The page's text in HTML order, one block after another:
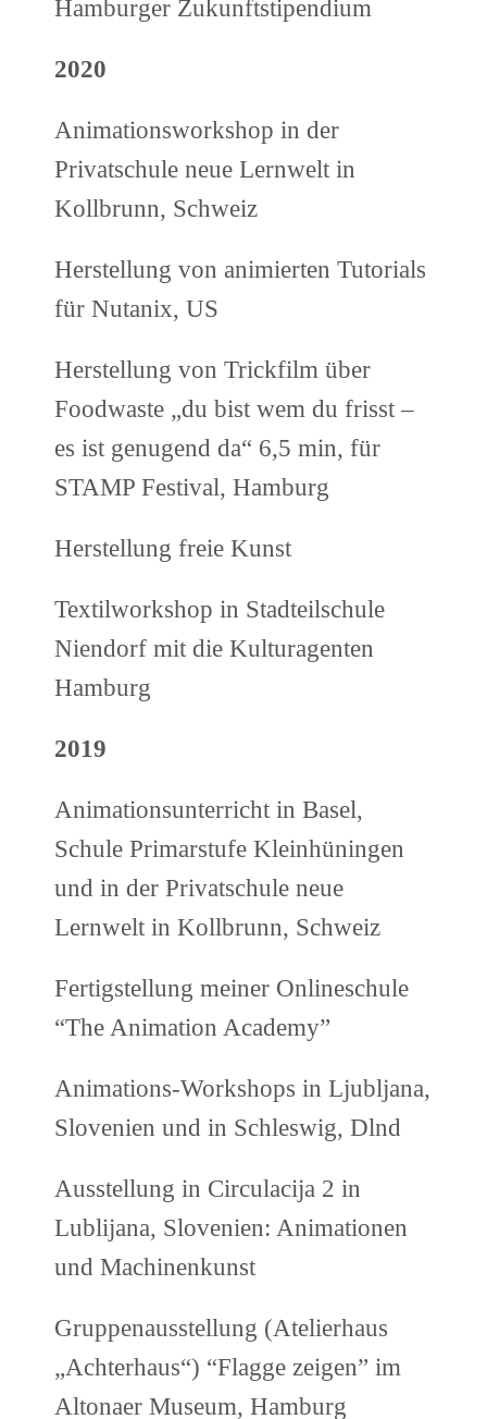
Hamburger Zukunftstipendium
2020
Animationsworkshop in der
Privatschule neue Lernwelt in
Kollbrunn, Schweiz
Herstellung von animierten Tutorials
für Nutanix, US
Herstellung von Trickfilm über
Foodwaste „du bist wem du frisst –
es ist genugend da“ 6,5 min, für
STAMP Festival, Hamburg
Herstellung freie Kunst
Textilworkshop in Stadteilschule
Niendorf mit die Kulturagenten
Hamburg
2019
Animationsunterricht in Basel,
Schule Primarstufe Kleinhüningen
und in der Privatschule neue
Lernwelt in Kollbrunn, Schweiz
Fertigstellung meiner Onlineschule
“The Animation Academy”
Animations-Workshops in Ljubljana,
Slovenien und in Schleswig, Dlnd
Ausstellung in Circulacija 2 in
Lublijana, Slovenien: Animationen
und Machinenkunst
Gruppenausstellung (Atelierhaus
„Achterhaus“) “Flagge zeigen” im
Altonaer Museum, Hamburg